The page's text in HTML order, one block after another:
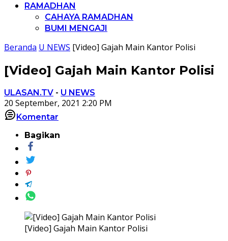
RAMADHAN
CAHAYA RAMADHAN
BUMI MENGAJI
Beranda U NEWS [Video] Gajah Main Kantor Polisi
[Video] Gajah Main Kantor Polisi
ULASAN.TV - U NEWS
20 September, 2021 2:20 PM
Komentar
Bagikan
[Video] Gajah Main Kantor Polisi